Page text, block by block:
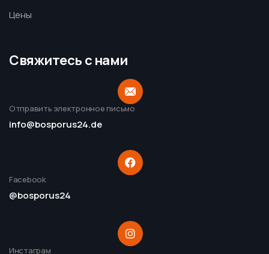
Цены
Свяжитесь с нами
Отправить электронное письмо
info@bosporus24.de
Facebook
@bosporus24
Инстаграм